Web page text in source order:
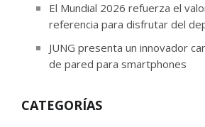
El Mundial 2026 refuerza el
referencia para disfrutar del
JUNG presenta un innovador
de pared para smartphones
CATEGORÍAS